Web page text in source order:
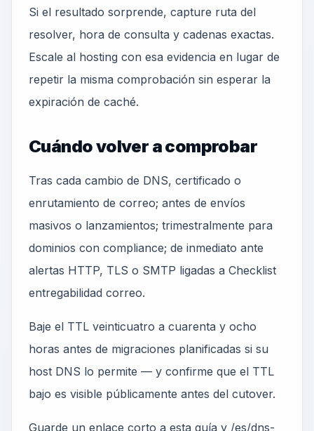
Si el resultado sorprende, capture ruta del
resolver, hora de consulta y cadenas exactas.
Escale al hosting con esa evidencia en lugar de
repetir la misma comprobación sin esperar la
expiración de caché.
Cuándo volver a comprobar
Tras cada cambio de DNS, certificado o
enrutamiento de correo; antes de envíos
masivos o lanzamientos; trimestralmente para
dominios con compliance; de inmediato ante
alertas HTTP, TLS o SMTP ligadas a Checklist
entregabilidad correo.
Baje el TTL veinticuatro a cuarenta y ocho
horas antes de migraciones planificadas si su
host DNS lo permite — y confirme que el TTL
bajo es visible públicamente antes del cutover.
Guarde un enlace corto a esta guía y /es/dns-